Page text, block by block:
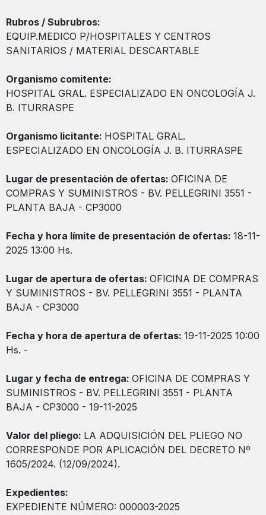
Rubros / Subrubros:
EQUIP.MEDICO P/HOSPITALES Y CENTROS
SANITARIOS / MATERIAL DESCARTABLE
Organismo comitente:
HOSPITAL GRAL. ESPECIALIZADO EN ONCOLOGÍA J.
B. ITURRASPE
Organismo licitante: HOSPITAL GRAL.
ESPECIALIZADO EN ONCOLOGÍA J. B. ITURRASPE
Lugar de presentación de ofertas: OFICINA DE
COMPRAS Y SUMINISTROS - BV. PELLEGRINI 3551 -
PLANTA BAJA - CP3000
Fecha y hora límite de presentación de ofertas: 18-11-
2025 13:00 Hs.
Lugar de apertura de ofertas: OFICINA DE COMPRAS
Y SUMINISTROS - BV. PELLEGRINI 3551 - PLANTA
BAJA - CP3000
Fecha y hora de apertura de ofertas: 19-11-2025 10:00
Hs. -
Lugar y fecha de entrega: OFICINA DE COMPRAS Y
SUMINISTROS - BV. PELLEGRINI 3551 - PLANTA
BAJA - CP3000 - 19-11-2025
Valor del pliego: LA ADQUISICIÓN DEL PLIEGO NO
CORRESPONDE POR APLICACIÓN DEL DECRETO Nº
1605/2024. (12/09/2024).
Expedientes:
EXPEDIENTE NÚMERO: 000003-2025